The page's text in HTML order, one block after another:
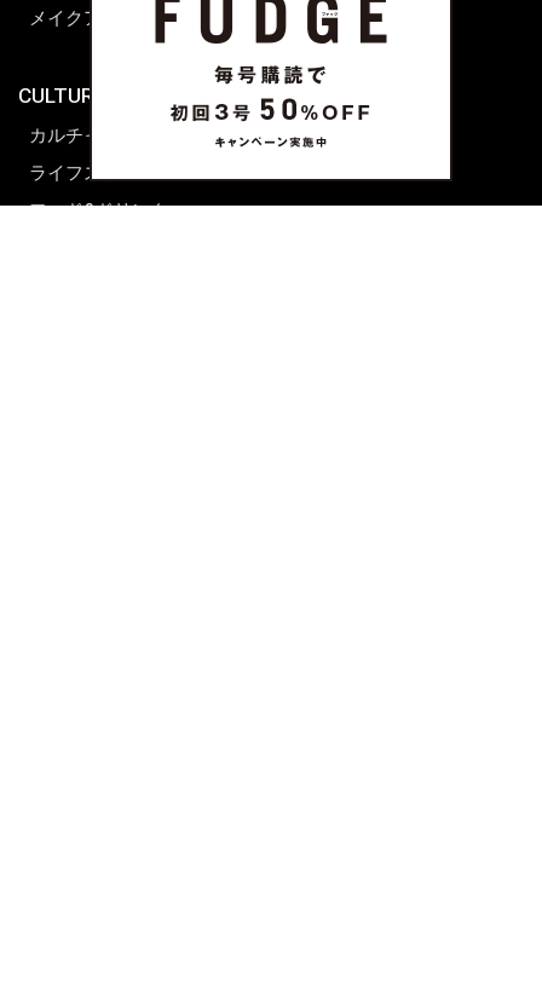
メイクアップティップス
CULTURE & LIFE
カルチャー
ライフスタイル
フード&ドリンク
ライフスタイル